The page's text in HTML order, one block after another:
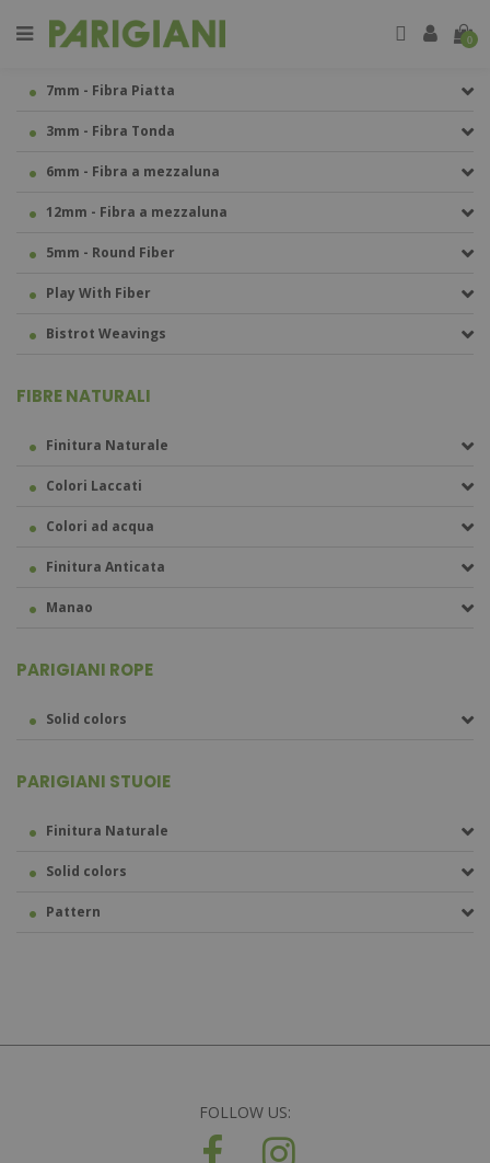
0
PARIGIANI FIBRE OUTDOOR
7mm - Fibra Piatta
3mm - Fibra Tonda
6mm - Fibra a mezzaluna
12mm - Fibra a mezzaluna
5mm - Round Fiber
Play With Fiber
Bistrot Weavings
FIBRE NATURALI
Finitura Naturale
Colori Laccati
Colori ad acqua
Finitura Anticata
Manao
PARIGIANI ROPE
Solid colors
PARIGIANI STUOIE
Finitura Naturale
Solid colors
Pattern
FOLLOW US: